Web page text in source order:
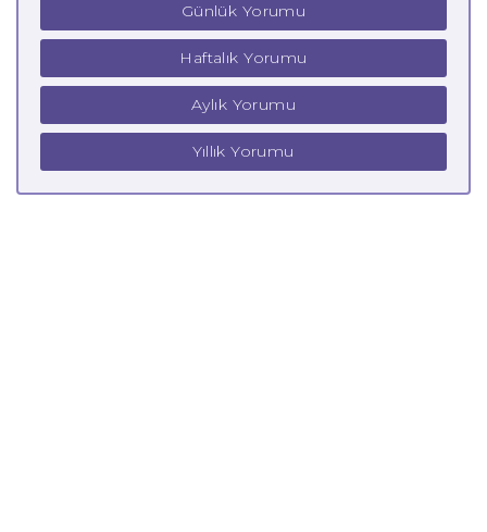
Günlük Yorumu
Haftalık Yorumu
Aylık Yorumu
Yıllık Yorumu